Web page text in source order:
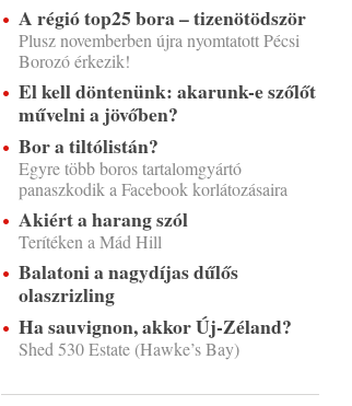
A régió top25 bora – tizenötödször
Plusz novemberben újra nyomtatott Pécsi
Borozó érkezik!
El kell döntenünk: akarunk-e szőlőt
művelni a jövőben?
Bor a tiltólistán?
Egyre több boros tartalomgyártó
panaszkodik a Facebook korlátozásaira
Akiért a harang szól
Terítéken a Mád Hill
Balatoni a nagydíjas dűlős
olaszrizling
Ha sauvignon, akkor Új-Zéland?
Shed 530 Estate (Hawke’s Bay)